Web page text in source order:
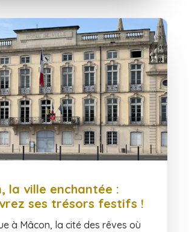
la ville enchantée :
ses trésors festifs !
à Mâcon, la cité des rêves où